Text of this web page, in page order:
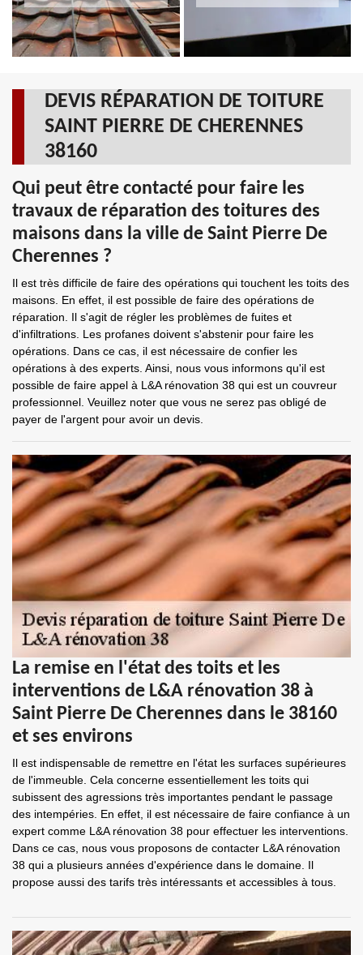
DEVIS RÉPARATION DE TOITURE
SAINT PIERRE DE CHERENNES
38160
Qui peut être contacté pour faire les
travaux de réparation des toitures des
maisons dans la ville de Saint Pierre De
Cherennes ?
Il est très difficile de faire des opérations qui touchent les toits des
maisons. En effet, il est possible de faire des opérations de
réparation. Il s'agit de régler les problèmes de fuites et
d'infiltrations. Les profanes doivent s'abstenir pour faire les
opérations. Dans ce cas, il est nécessaire de confier les
opérations à des experts. Ainsi, nous vous informons qu'il est
possible de faire appel à L&A rénovation 38 qui est un couvreur
professionnel. Veuillez noter que vous ne serez pas obligé de
payer de l'argent pour avoir un devis.
La remise en l'état des toits et les
interventions de L&A rénovation 38 à
Saint Pierre De Cherennes dans le 38160
et ses environs
Il est indispensable de remettre en l'état les surfaces supérieures
de l'immeuble. Cela concerne essentiellement les toits qui
subissent des agressions très importantes pendant le passage
des intempéries. En effet, il est nécessaire de faire confiance à un
expert comme L&A rénovation 38 pour effectuer les interventions.
Dans ce cas, nous vous proposons de contacter L&A rénovation
38 qui a plusieurs années d'expérience dans le domaine. Il
propose aussi des tarifs très intéressants et accessibles à tous.